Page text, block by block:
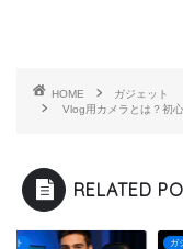
HOME
ガジェット
Vlog用カメラとは？初
RELATED
ット ガ